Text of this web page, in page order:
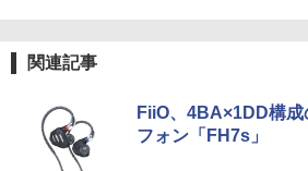
関連記事
FiiO、4BA×1DD構
フォン「FH7s」